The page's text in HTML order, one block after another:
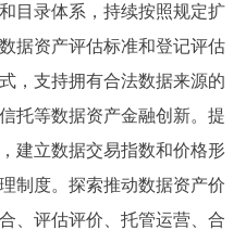
目录体系，持续按照规定扩
据资产评估标准和登记评估
，支持拥有合法数据来源的
托等数据资产金融创新。提
建立数据交易指数和价格形
制度。探索推动数据资产价
、评估评价、托管运营、合